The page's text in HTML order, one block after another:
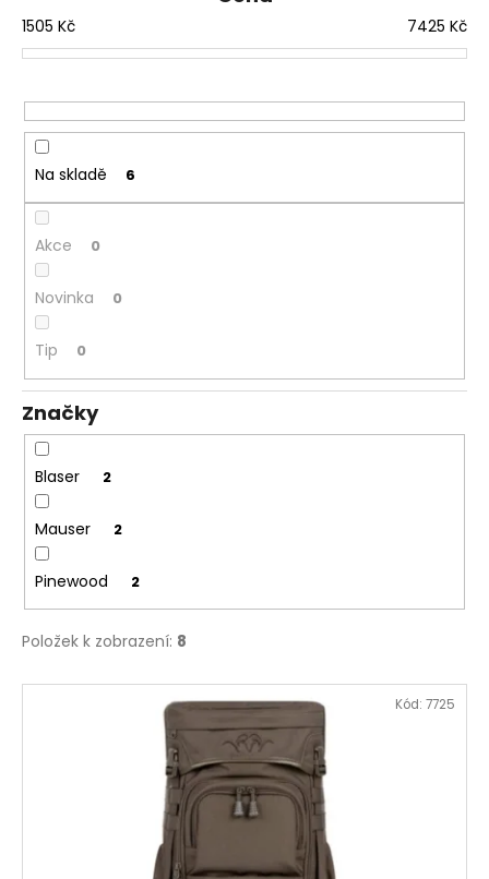
r
o
u
k
ů
1505 Kč 7425 Kč
Na skladě 6
Akce 0
Novinka 0
Tip 0
Značky
Blaser 2
Mauser 2
Pinewood 2
Položek k zobrazení: 8
V Kód: 7725
D
o
o
r
u
u
m
MAUSER
PLETENÁ
ČEPICE
650
Kč